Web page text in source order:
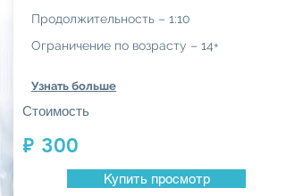
Продолжительность – 1:10
Ограничение по возрасту – 14+
Узнать больше
Стоимость
₽ 300
Купить просмотр